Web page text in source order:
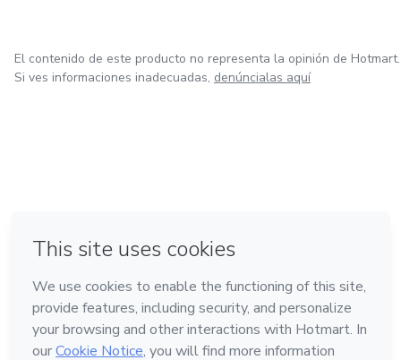
El contenido de este producto no representa la opinión de Hotmart.
Si ves informaciones inadecuadas, denúncialas aquí
Hecho con❤ en Ciudad de México
Conoce Hotmart